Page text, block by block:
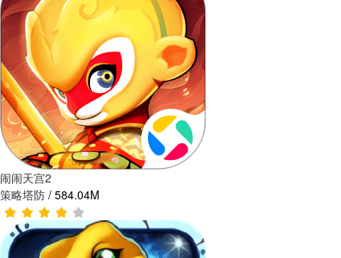
闹闹天宫2
策略塔防 / 584.04M